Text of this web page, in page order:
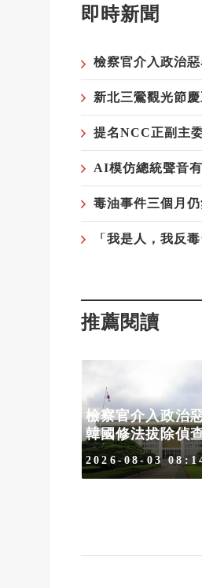
即時新聞
新北三鶯觀光節
推薦閱讀
檢察官介入政治
韓國修法拔除偵
2026-08-03